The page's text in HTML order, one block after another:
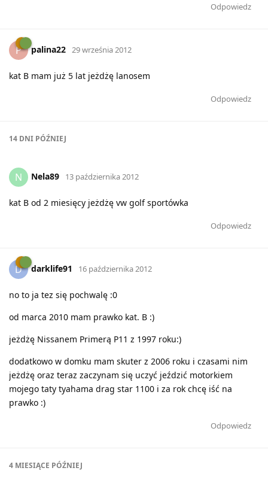
Odpowiedz
P palina22 29 września 2012
kat B mam już 5 lat jeżdżę lanosem
Odpowiedz
14 DNI PÓŹNIEJ
N Nela89 13 października 2012
kat B od 2 miesięcy jeżdżę vw golf sportówka
Odpowiedz
D darklife91 16 października 2012
no to ja tez się pochwalę :0
od marca 2010 mam prawko kat. B :)
jeżdżę Nissanem Primerą P11 z 1997 roku:)
dodatkowo w domku mam skuter z 2006 roku i czasami nim
jeżdżę oraz teraz zaczynam się uczyć jeździć motorkiem
mojego taty tyahama drag star 1100 i za rok chcę iść na
prawko :)
Odpowiedz
4 MIESIĄCE PÓŹNIEJ